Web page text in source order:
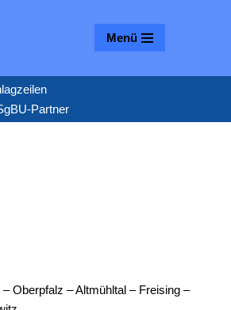
Menü
Partner
Oberpfalz – Altmühltal – Freising –